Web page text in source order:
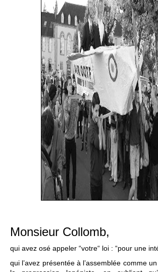
Monsieur Collomb,
qui avez osé appeler “votre“ loi : “pour une
qui l’avez présentée à l’assemblée comme